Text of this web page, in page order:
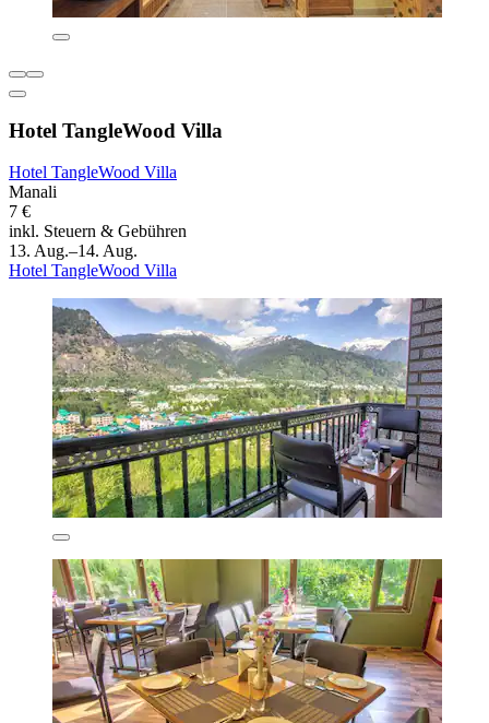
Hotel TangleWood Villa
Hotel TangleWood Villa
Manali
7 €
inkl. Steuern & Gebühren
13. Aug.–14. Aug.
Hotel TangleWood Villa